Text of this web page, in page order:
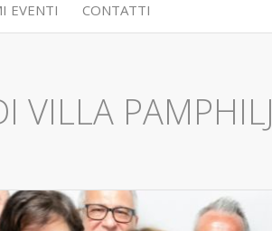
EVENTI CONTATTI
VILLA PAMPHILJ